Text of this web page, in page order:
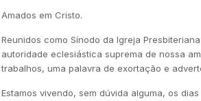
Amados em Cristo.
Reunidos como Sínodo da Igreja
autoridade eclesiástica suprema de nossa
trabalhos, uma palavra de exortação e
Estamos vivendo, sem dúvida alguma, os